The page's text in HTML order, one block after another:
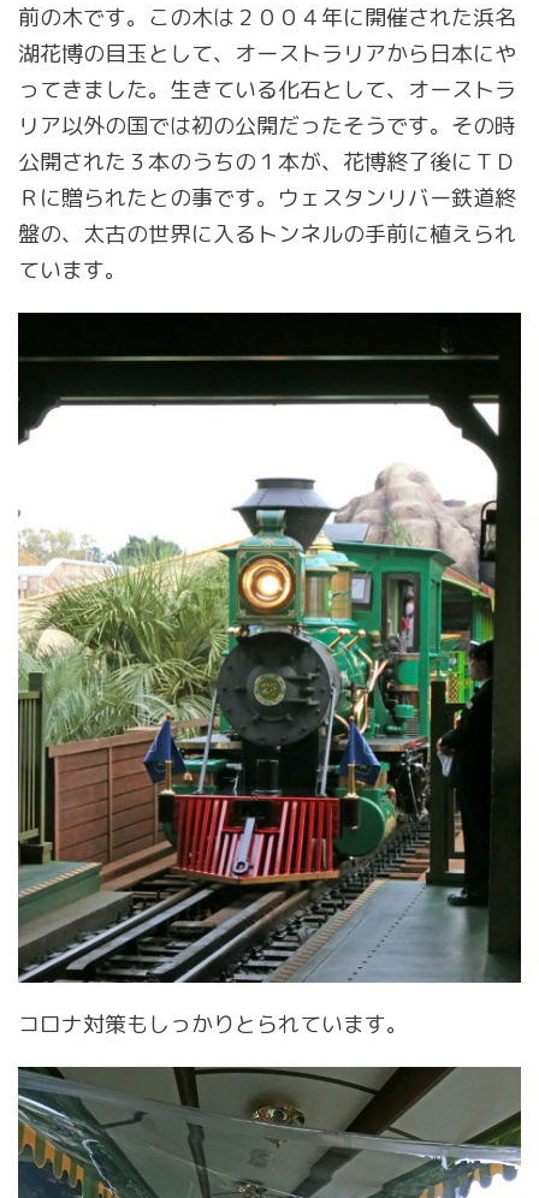
前の木です。この木は２００４年に開催された浜名
湖花博の目玉として、オーストラリアから日本にや
ってきました。生きている化石として、オーストラ
リア以外の国では初の公開だったそうです。その時
公開された３本のうちの１本が、花博終了後にＴＤ
Ｒに贈られたとの事です。ウェスタンリバー鉄道終
盤の、太古の世界に入るトンネルの手前に植えられ
ています。
コロナ対策もしっかりとられています。